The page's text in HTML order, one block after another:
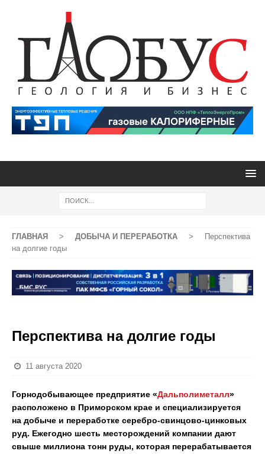
ГЛАВНАЯ > ДОБЫЧА И ПЕРЕРАБОТКА >
Перспектива
на долгие годы
Перспектива на долгие годы
11 августа 2020
Горнодобывающее предприятие «Дальполиметалл»
расположено в Приморском крае и специализируется
на добыче и переработке серебро-свинцово-цинковых
руд. Ежегодно шесть месторождений компании дают
свыше миллиона тонн руды, которая перерабатывается